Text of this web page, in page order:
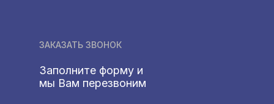
ЗАКАЗАТЬ ЗВОНОК
Заполните форму и
мы Вам перезвоним